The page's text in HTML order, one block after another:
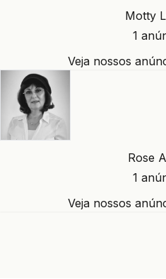
Motty
1
Veja nossos
Rose
1
Veja nossos